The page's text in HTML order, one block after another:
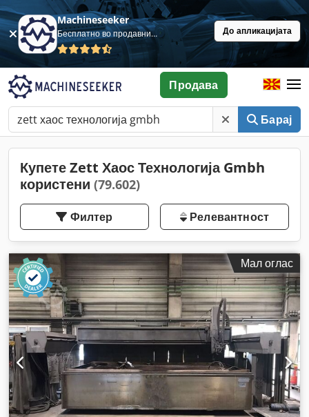
Machineseeker
Бесплатно во продавница До апликацијата
Барај
Продава
Купете Zett Хаос Технологија Gmbh
користени (79.602)
Филтер Релевантност
Мал оглас